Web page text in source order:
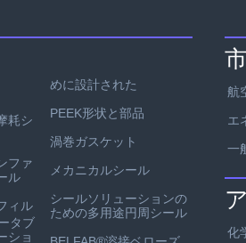
耗シ
ファ
ル
ィル
タブ
ショ
めに設計された
PEEK形状と部品
渦巻ガスケット
メカニカルシール
シールソリューションの
ための多用途円周シール
航
エ
一
化